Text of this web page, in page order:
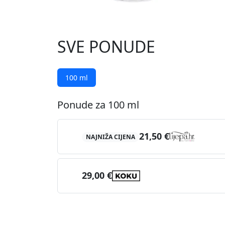
SVE PONUDE
100 ml
Ponude za 100 ml
NAJNIŽA CIJENA 21,50 €
29,00 €